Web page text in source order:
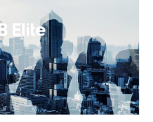
利组织